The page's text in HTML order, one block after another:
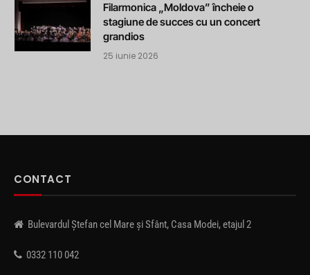
Filarmonica „Moldova” încheie o
stagiune de succes cu un concert
grandios
25 iunie 2026
CONTACT
Bulevardul Ștefan cel Mare și Sfânt, Casa Modei, etajul 2
0332 110 042